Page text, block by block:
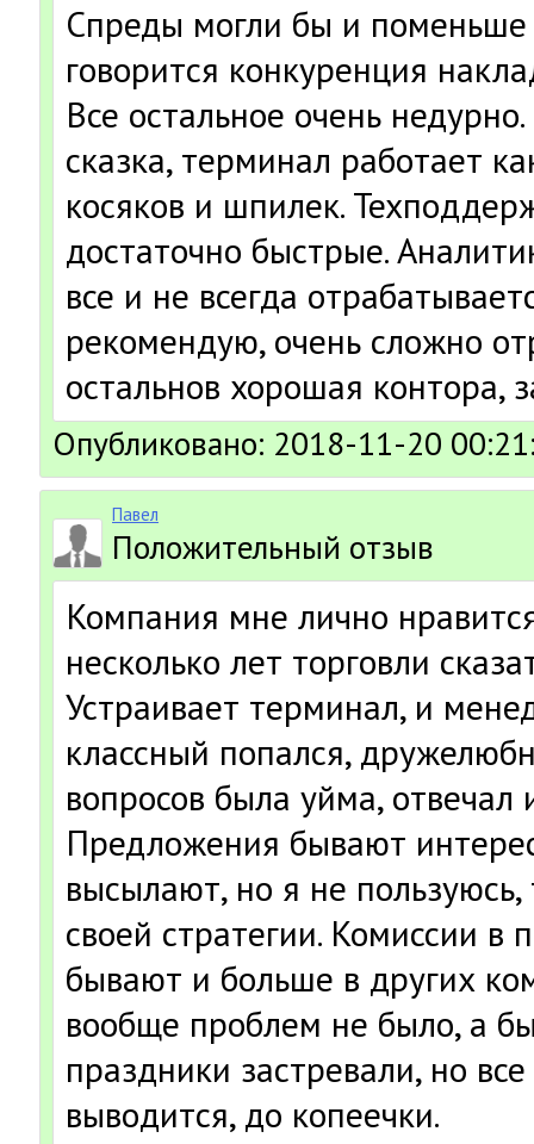
Спреды могли бы и поменьше
говорится конкуренция
Все остальное очень
сказка, терминал работает
косяков и шпилек.
достаточно быстрые.
все и не всегда
рекомендую, очень сложно
остальнов хорошая контора,
Опубликовано: 2018-11-20
Павел
Положительный отзыв
Компания мне лично
несколько лет торговли
Устраивает терминал, и
классный попался,
вопросов была уйма, отвечал
Предложения бывают
высылают, но я не пользуюсь,
своей стратегии. Комиссии в
бывают и больше в других
вообще проблем не было, а
праздники застревали, но
выводится, до копеечки.